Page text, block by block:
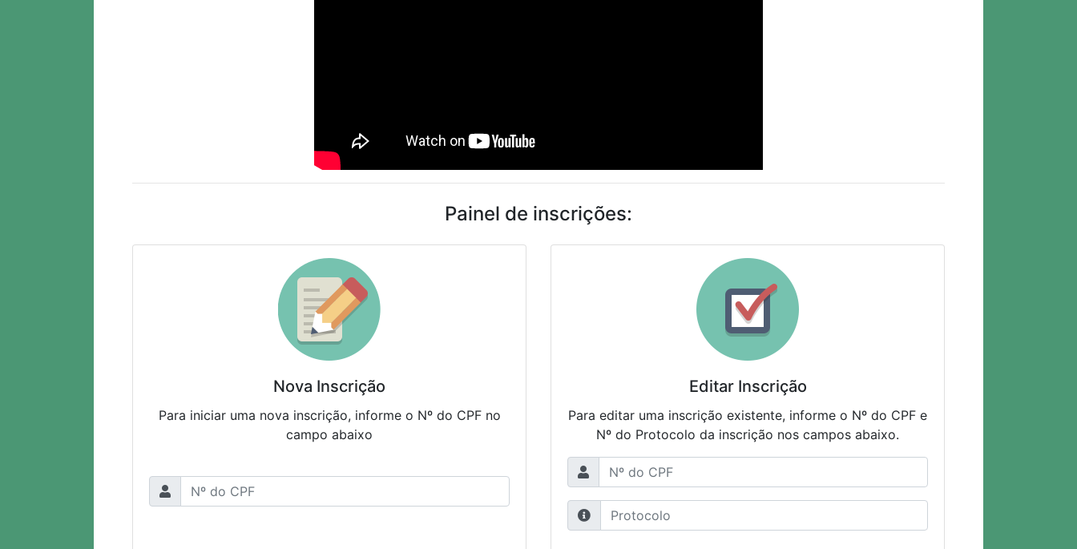
Painel de inscrições:
Nova Inscrição
Para iniciar uma nova inscrição, informe o Nº do CPF no
campo abaixo
Editar Inscrição
Para editar uma inscrição existente, informe o Nº do CPF e
Nº do Protocolo da inscrição nos campos abaixo.